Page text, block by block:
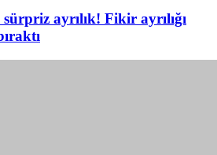
ayrılık! Fikir ayrılığı